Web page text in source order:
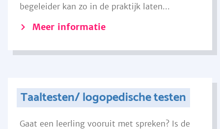
begeleider kan zo in de praktijk laten...
Meer informatie
Taaltesten/ logopedische testen
Gaat een leerling vooruit met spreken? Is de